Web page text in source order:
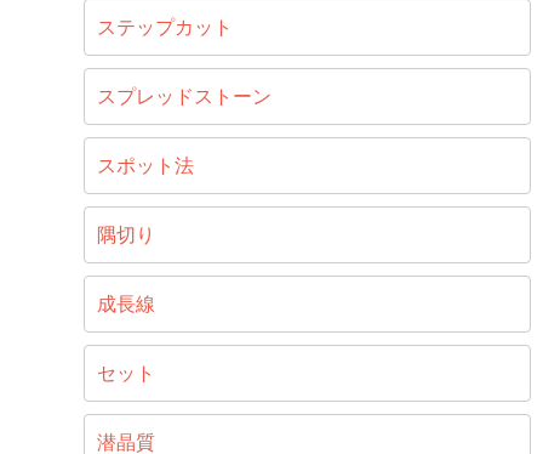
ステップカット
スプレッドストーン
スポット法
隅切り
成長線
セット
潜晶質